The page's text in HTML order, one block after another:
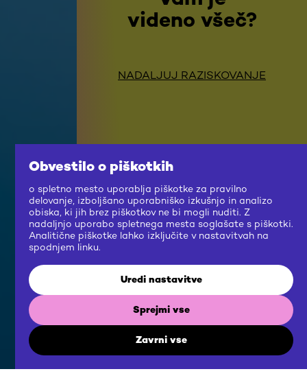
videno všeč?
NADALJUJ RAZISKOVANJE
Obvestilo o piškotkih
o spletno mesto uporablja piškotke za pravilno
delovanje, izboljšano uporabniško izkušnjo in analizo
obiska, ki jih brez piškotkov ne bi mogli nuditi. Z
nadaljnjo uporabo spletnega mesta soglašate s piškotki.
Analitične piškotke lahko izključite v nastavitvah na
spodnjem linku.
Uredi nastavitve
Sprejmi vse
Zavrni vse